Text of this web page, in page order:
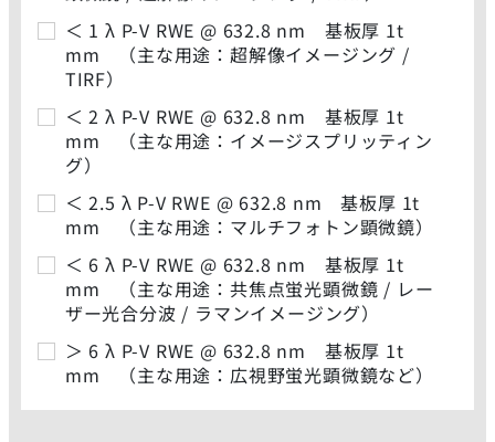
＜ 1 λ P-V RWE @ 632.8 nm 基板厚 1t
mm （主な用途：超解像イメージング /
TIRF）
＜ 2 λ P-V RWE @ 632.8 nm 基板厚 1t
mm （主な用途：イメージスプリッティン
グ）
＜ 2.5 λ P-V RWE @ 632.8 nm 基板厚 1t
mm （主な用途：マルチフォトン顕微鏡）
＜ 6 λ P-V RWE @ 632.8 nm 基板厚 1t
mm （主な用途：共焦点蛍光顕微鏡 / レー
ザー光合分波 / ラマンイメージング）
＞ 6 λ P-V RWE @ 632.8 nm 基板厚 1t
mm （主な用途：広視野蛍光顕微鏡など）